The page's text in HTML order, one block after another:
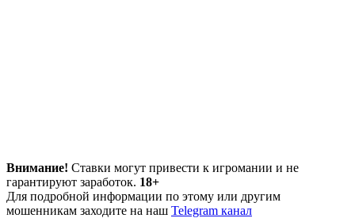
Внимание! Ставки могут привести к игромании и не
гарантируют заработок. 18+
Для подробной информации по этому или другим
мошенникам заходите на наш Telegram канал